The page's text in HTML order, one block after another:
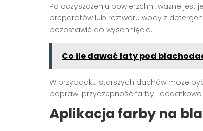
Po oczyszczeniu powierzchni, ważne jest
preparatów lub roztworu wody z
pozostawić do wyschnięcia.
Co ile dawać łaty pod
W przypadku starszych dachów może
poprawi przyczepność farby i
Aplikacja farby na